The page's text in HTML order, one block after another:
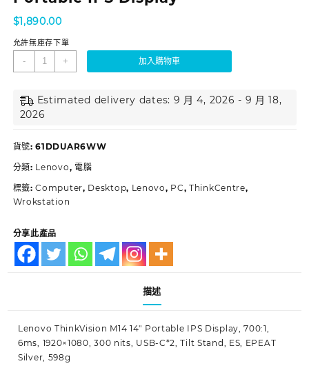
$1,890.00
允許無庫存下單
- + 加入購物車
Estimated delivery dates: 9 月 4, 2026 - 9 月 18,
2026
貨號:61DDUAR6WW
分類: Lenovo, 電腦
標籤:Computer, Desktop, Lenovo, PC,ThinkCentre,
Wrokstation
分享此產品
描述
Lenovo ThinkVision M14 14″ Portable IPS Display, 700:1,
6ms, 1920×1080, 300 nits, USB-C*2, Tilt Stand, ES, EPEAT
Silver, 598g